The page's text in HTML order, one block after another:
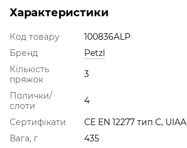
Характеристики
Код товару
100836ALP
Бренд
Petzl
Кількість
пряжок
3
Полички/
слоти
4
Сертифікати
CE EN 12277 тип C, UIAA
Вага, г
435